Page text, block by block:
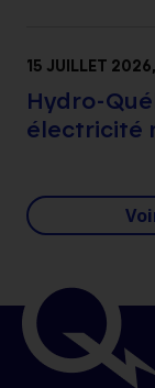
15 JUILLET 2026
Hydro-
électricité